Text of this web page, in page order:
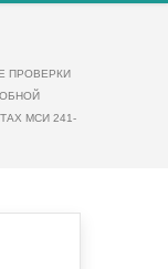
ПРОВЕРКИ
МСИ 241-